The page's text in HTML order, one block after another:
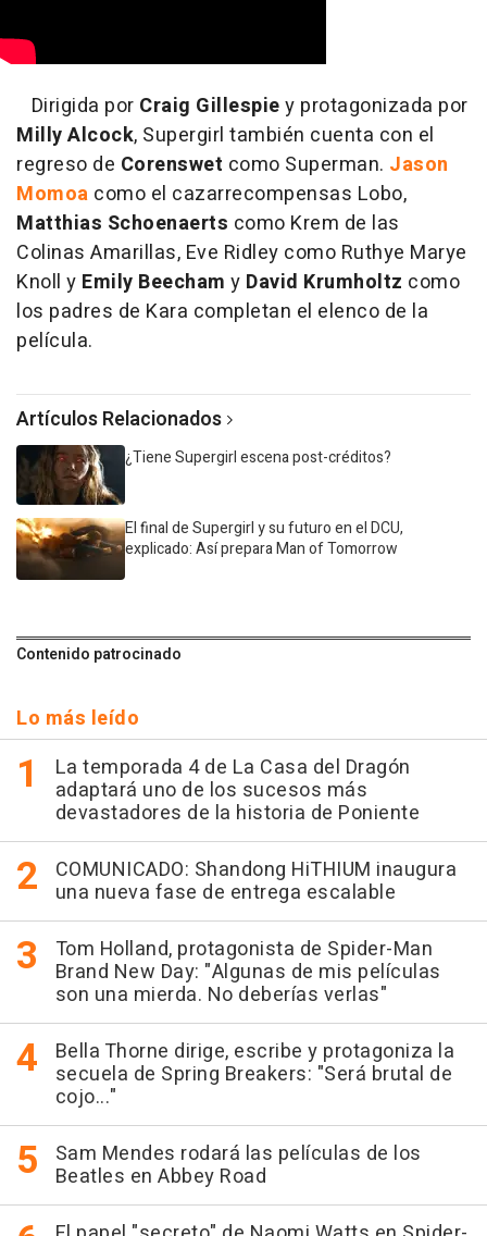
Dirigida por Craig Gillespiey protagonizada por
Milly Alcock, Supergirl también cuenta con el
regreso de Corenswet como Superman. Jason
Momoa como el cazarrecompensas Lobo,
Matthias Schoenaerts como Krem de las
Colinas Amarillas, Eve Ridley como Ruthye Marye
Knoll y Emily Beecham y David Krumholtz como
los padres de Kara completan el elenco de la
película.
Artículos Relacionados
¿Tiene Supergirl escena post-créditos?
El final de Supergirl y su futuro en el DCU,
explicado: Así prepara Man of Tomorrow
Contenido patrocinado
Lo más leído
La temporada 4 de La Casa del Dragón
adaptará uno de los sucesos más
devastadores de la historia de Poniente
COMUNICADO: Shandong HiTHIUM inaugura
una nueva fase de entrega escalable
Tom Holland, protagonista de Spider-Man
Brand New Day: "Algunas de mis películas
son una mierda. No deberías verlas"
Bella Thorne dirige, escribe y protagoniza la
secuela de Spring Breakers: "Será brutal de
cojo..."
Sam Mendes rodará las películas de los
Beatles en Abbey Road